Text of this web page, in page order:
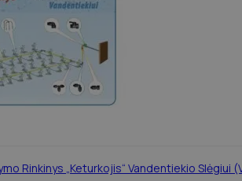
Rinkinys „Keturkojis“ Vandentiekio Slėgiui